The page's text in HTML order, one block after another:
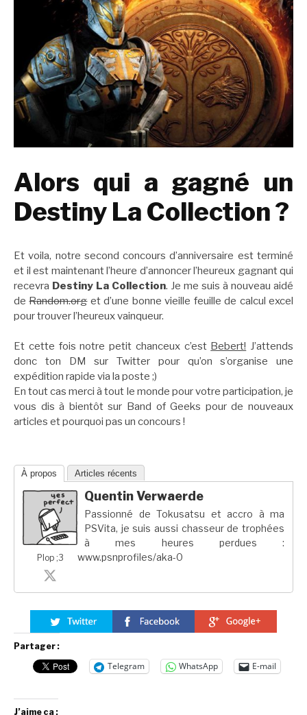
Alors qui a gagné un
Destiny La Collection ?
Et voila, notre second concours d’anniversaire est terminé
et il est maintenant l’heure d’annoncer l’heureux gagnant qui
recevra Destiny La Collection. Je me suis à nouveau aidé
deRandom.orget d’une bonne vieille feuille de calcul excel
pour trouver l’heureux vainqueur.
Et cette fois notre petit chanceux c’est Bebert! J’attends
donc ton DM sur Twitter pour qu’on s’organise une
expédition rapide via la poste ;)
En tout cas merci à tout le monde pour votre participation, je
vous dis à bientôt sur Band of Geeks pour de nouveaux
articles et pourquoi pas un concours !
À propos Articles récents
Plop ;3
Quentin Verwaerde
Passionné de Tokusatsu et accro à ma
PSVita, je suis aussi chasseur de trophées
à mes heures perdues :
www.psnprofiles/aka-0
Partager :
Telegram WhatsApp E-mail
J’aime ça :